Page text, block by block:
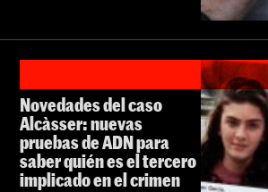
Novedades del caso
Alcàsser: nuevas
pruebas de ADN para
saber quién es el tercero
implicado en el crimen